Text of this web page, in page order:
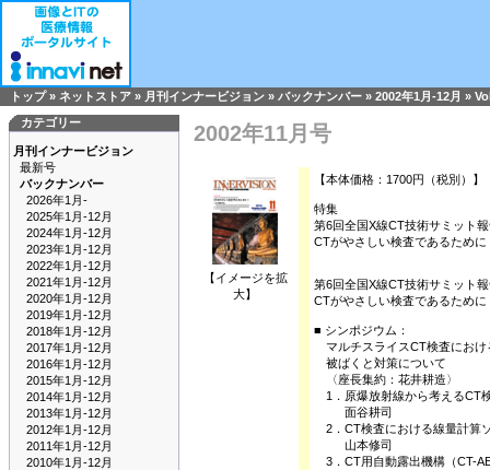
トップ» ネットストア » 月刊インナービジョン » バックナンバー » 2002年1月-12月 »
カテゴリー
月刊インナービジョン
最新号
バックナンバー
2026年1月-
2025年1月-12月
2024年1月-12月
2023年1月-12月
2022年1月-12月
2021年1月-12月
2020年1月-12月
2019年1月-12月
2018年1月-12月
2017年1月-12月
2016年1月-12月
2015年1月-12月
2014年1月-12月
2013年1月-12月
2012年1月-12月
2011年1月-12月
2010年1月-12月
2002年11月号
【イメージを拡
大】
【本体価格：1700円（税別）】
特集
第6回全国X線CT技術サミット
CTがやさしい検査であるために
第6回全国X線CT技術サミット
CTがやさしい検査であるために
■ シンポジウム：
マルチスライスCT検査におけ
被ばくと対策について
〈座長集約：花井耕造〉
1．原爆放射線から考えるCT
面谷耕司
2．CT検査における線量計算
山本修司
3．CT用自動露出機構（CT-